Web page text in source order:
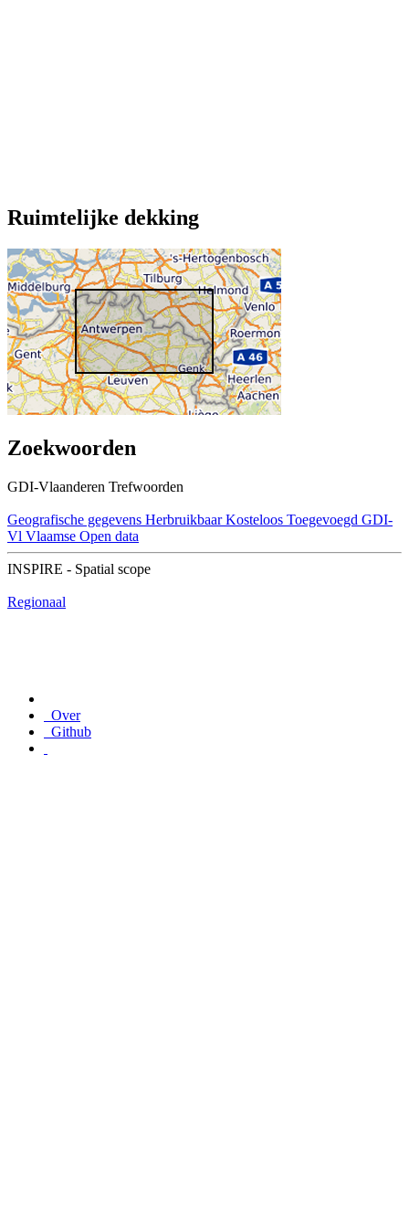
Ruimtelijke dekking
Zoekwoorden
GDI-Vlaanderen Trefwoorden
Geografische gegevens Herbruikbaar Kosteloos Toegevoegd GDI-
Vl Vlaamse Open data
INSPIRE - Spatial scope
Regionaal
Over
Github